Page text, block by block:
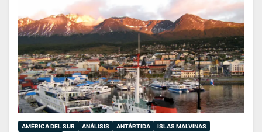
AMÉRICA DEL SUR ANÁLISIS ANTÁRTIDA
ISLAS MALVINAS